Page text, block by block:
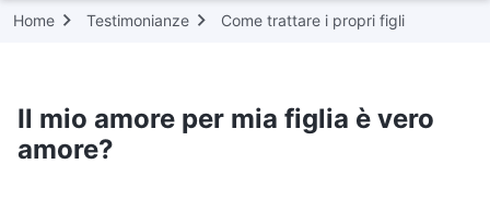
Home Testimonianze Come trattare i propri figli
Il mio amore per mia figlia è vero
amore?